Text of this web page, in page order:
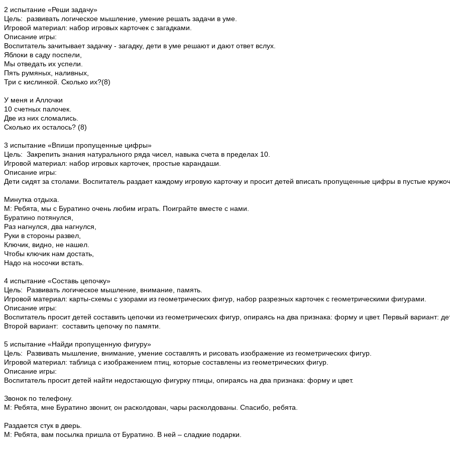
2 испытание «Реши задачу»
Цель: развивать логическое мышление, умение решать задачи в уме.
Игровой материал: набор игровых карточек с загадками.
Описание игры:
Воспитатель зачитывает задачку - загадку, дети в уме решают и дают ответ вслух.
Яблоки в саду поспели,
Мы отведать их успели.
Пять румяных, наливных,
Три с кислинкой. Сколько их?(8)
У меня и Аллочки
10 счетных палочек.
Две из них сломались.
Сколько их осталось? (8)
3 испытание «Впиши пропущенные цифры»
Цель: Закрепить знания натурального ряда чисел, навыка счета в пределах 10.
Игровой материал: набор игровых карточек, простые карандаши.
Описание игры:
Дети сидят за столами. Воспитатель раздает каждому игровую карточку и просит детей вписать пропущенные цифры в пустые
Минутка отдыха.
М: Ребята, мы с Буратино очень любим играть. Поиграйте вместе с нами.
Буратино потянулся,
Раз нагнулся, два нагнулся,
Руки в стороны развел,
Ключик, видно, не нашел.
Чтобы ключик нам достать,
Надо на носочки встать.
4 испытание «Составь цепочку»
Цель: Развивать логическое мышление, внимание, память.
Игровой материал: карты-схемы с узорами из геометрических фигур, набор разрезных карточек с геометрическими фигурами.
Описание игры:
Воспитатель просит детей составить цепочки из геометрических фигур, опираясь на два признака: форму и цвет. Первый вариант:
Второй вариант: составить цепочку по памяти.
5 испытание «Найди пропущенную фигуру»
Цель: Развивать мышление, внимание, умение составлять и рисовать изображение из геометрических фигур.
Игровой материал: таблица с изображением птиц, которые составлены из геометрических фигур.
Описание игры:
Воспитатель просит детей найти недостающую фигурку птицы, опираясь на два признака: форму и цвет.
Звонок по телефону.
М: Ребята, мне Буратино звонит, он расколдован, чары расколдованы. Спасибо, ребята.
Раздается стук в дверь.
М: Ребята, вам посылка пришла от Буратино. В ней – сладкие подарки.